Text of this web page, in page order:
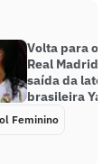
Volta para o
Real Madrid
saída da
brasileira
Feminino